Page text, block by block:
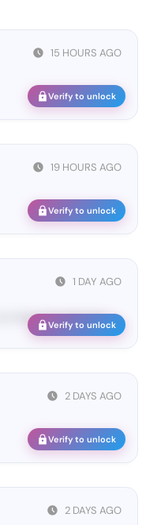
15 HOURS AGO
Verify to unlock
19 HOURS AGO
Verify to unlock
1 DAY AGO
•••••• •• ••• ••••• •••• ...
Verify to unlock
2 DAYS AGO
Verify to unlock
2 DAYS AGO